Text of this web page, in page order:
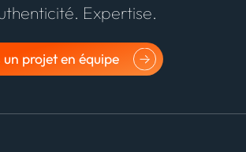
Expertise.
projet en équipe